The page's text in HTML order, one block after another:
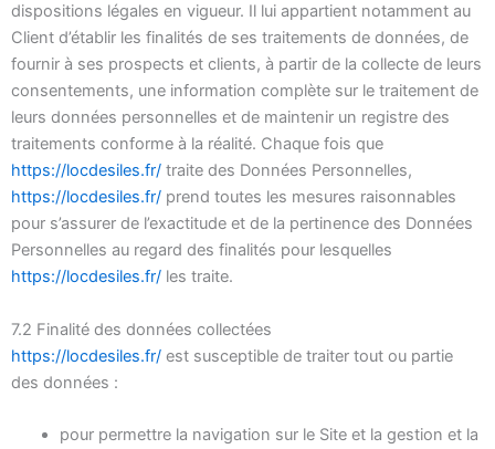
dispositions légales en vigueur. Il lui appartient notamment au
Client d’établir les finalités de ses traitements de données, de
fournir à ses prospects et clients, à partir de la collecte de leurs
consentements, une information complète sur le traitement de
leurs données personnelles et de maintenir un registre des
traitements conforme à la réalité. Chaque fois que
https://locdesiles.fr/ traite des Données Personnelles,
https://locdesiles.fr/ prend toutes les mesures raisonnables
pour s’assurer de l’exactitude et de la pertinence des Données
Personnelles au regard des finalités pour lesquelles
https://locdesiles.fr/ les traite.
7.2 Finalité des données collectées
https://locdesiles.fr/ est susceptible de traiter tout ou partie
des données :
pour permettre la navigation sur le Site et la gestion et la